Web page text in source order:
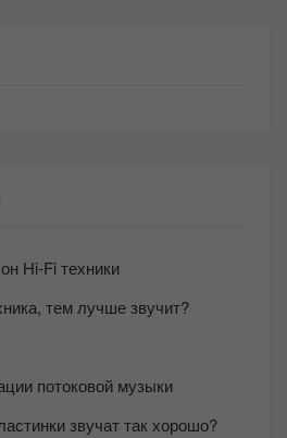
Hi-Fi техники
тем лучше звучит?
потоковой музыки
звучат так хорошо?